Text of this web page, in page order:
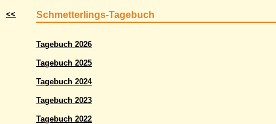
<< Schmetterlings-Tagebuch
Tagebuch 2026
Tagebuch 2025
Tagebuch 2024
Tagebuch 2023
Tagebuch 2022